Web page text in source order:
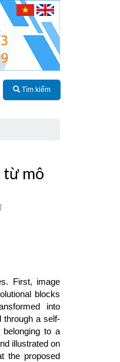
Tìm kiếm
từ mô
First, image
blocks
into
through a self-
to a
illustrated on
the proposed